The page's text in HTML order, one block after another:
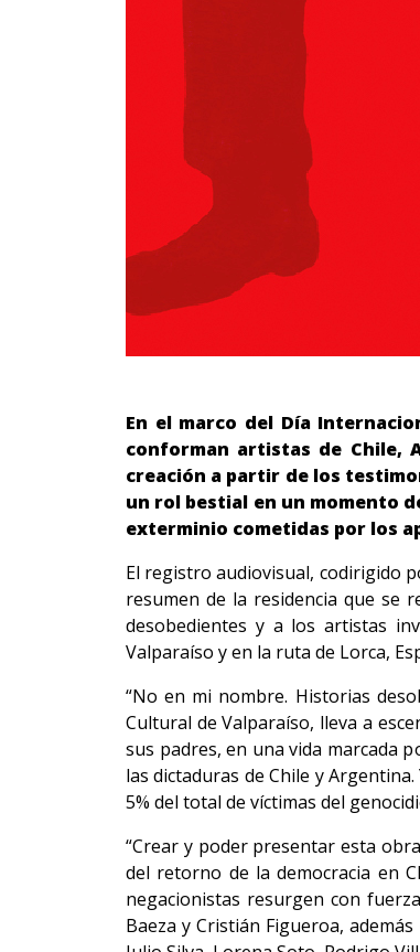
En el marco del Día
conforman artistas de Chile,
creación a partir de los
un rol bestial en un momento
exterminio cometidas por los
El registro audiovisual, codirigido
resumen de la residencia que se
desobedientes y a los artistas
Valparaíso y en la ruta de Lorca,
“No en mi nombre. Historias
Cultural de Valparaíso, lleva a
sus padres, en una vida marcada
las dictaduras de Chile y
5% del total de víctimas del
“Crear y poder presentar esta
del retorno de la democracia en
negacionistas resurgen con
Baeza y Cristián Figueroa,